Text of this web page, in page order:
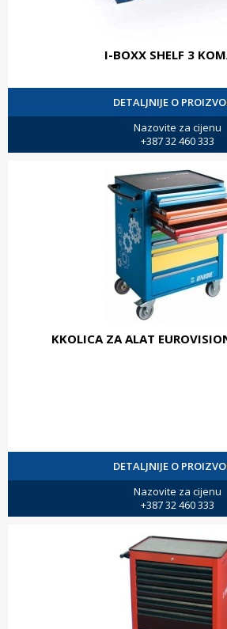
I-BOXX SHELF 3
DETALJNIJE O
Nazovite za cijenu
+387 32 460 333
KKOLICA ZA ALAT
DETALJNIJE O
Nazovite za cijenu
+387 32 460 333